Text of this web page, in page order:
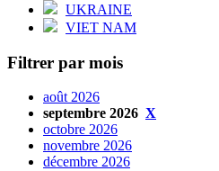
UKRAINE
VIET NAM
Filtrer par mois
août 2026
septembre 2026 X
octobre 2026
novembre 2026
décembre 2026